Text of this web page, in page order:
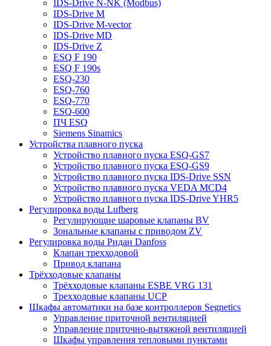
IDS-Drive N-NK (Modbus)
IDS-Drive M
IDS-Drive M-vector
IDS-Drive MD
IDS-Drive Z
ESQ F 190
ESQ F 190s
ESQ-230
ESQ-760
ESQ-770
ESQ-600
ПЧ ESQ
Siemens Sinamics
Устройства плавного пуска
Устройство плавного пуска ESQ-GS7
Устройство плавного пуска ESQ-GS9
Устройство плавного пуска IDS-Drive SSN
Устройство плавного пуска VEDA MCD4
Устройство плавного пуска IDS-Drive YHR5
Регулировка воды Lufberg
Регулирующие шаровые клапаны BV
Зональные клапаны с приводом ZV
Регулировка воды Ридан Danfoss
Клапан трехходовой
Привод клапана
Трёхходовые клапаны
Трёхходовые клапаны ESBE VRG 131
Трехходовые клапаны UCP
Шкафы автоматики на базе контроллеров Segnetics
Управление приточной вентиляцией
Управление приточно-вытяжной вентиляцией
Шкафы управления тепловыми пунктами